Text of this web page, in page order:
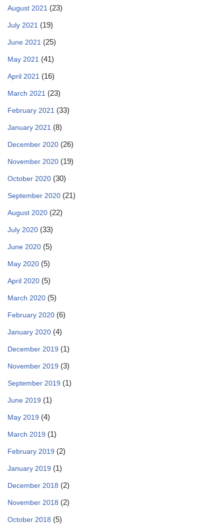
August 2021 (23)
July 2021 (19)
June 2021 (25)
May 2021 (41)
April 2021 (16)
March 2021 (23)
February 2021 (33)
January 2021 (8)
December 2020 (26)
November 2020 (19)
October 2020 (30)
September 2020 (21)
August 2020 (22)
July 2020 (33)
June 2020 (5)
May 2020 (5)
April 2020 (5)
March 2020 (5)
February 2020 (6)
January 2020 (4)
December 2019 (1)
November 2019 (3)
September 2019 (1)
June 2019 (1)
May 2019 (4)
March 2019 (1)
February 2019 (2)
January 2019 (1)
December 2018 (2)
November 2018 (2)
October 2018 (5)